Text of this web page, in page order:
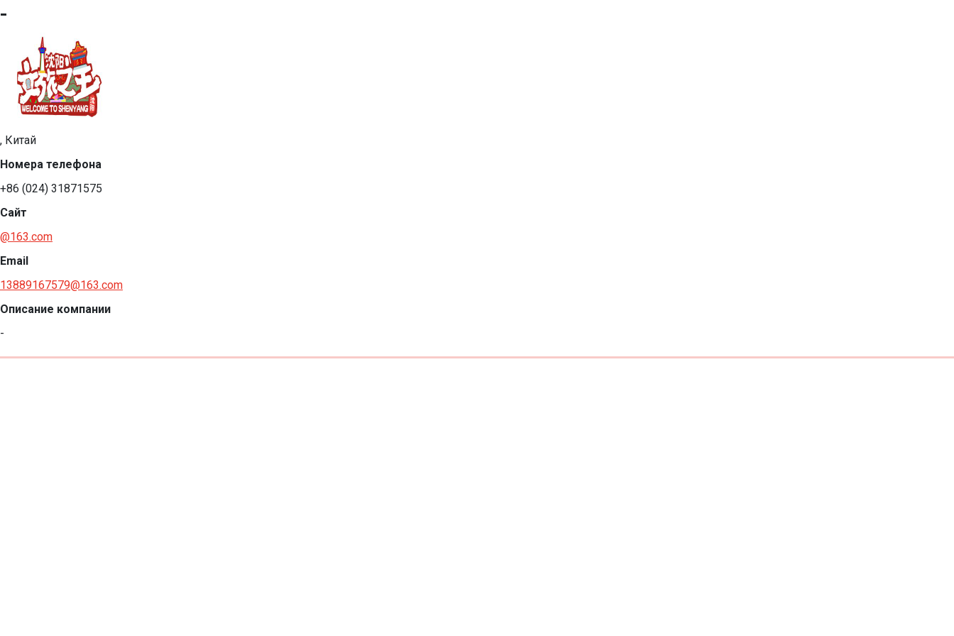
-
, Китай
Номера телефона
+86 (024) 31871575
Сайт
@163.com
Email
13889167579@163.com
Описание компании
-